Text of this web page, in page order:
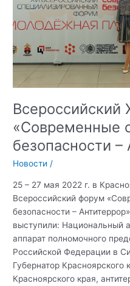
«Современные
безопасности –
Новости /
25 – 27 мая 2022 г. в
Всероссийский форум
безопасности –
выступили: Национальный
аппарат полномочного
Российской Федерации в
Губернатор Красноярского
Красноярского края,